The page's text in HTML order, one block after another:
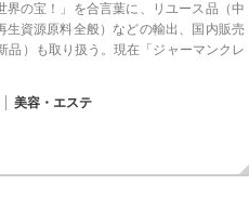
界の宝！」を合言葉に、リユース品（中
生資源原料全般）などの輸出、国内販売
品）も取り扱う。現在「ジャーマンクレ
美容・エステ